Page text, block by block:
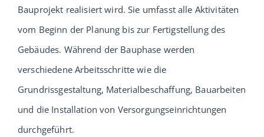
TinyHouse
Zubehör
Service
Verband
Bauprojekt realisiert wird. Sie umfasst alle Aktivitäten
vom Beginn der Planung bis zur Fertigstellung des
Gebäudes. Während der Bauphase werden
verschiedene Arbeitsschritte wie die
Grundrissgestaltung, Materialbeschaffung, Bauarbeiten
und die Installation von Versorgungseinrichtungen
durchgeführt.